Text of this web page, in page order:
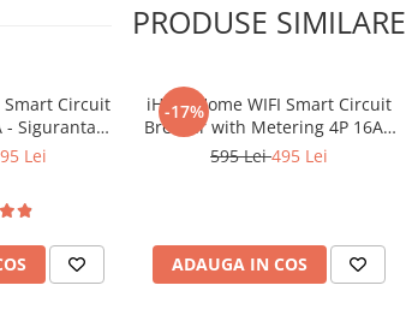
PRODUSE SIMILARE
Smart Circuit
- Siguranta
Lei
-17%
iHunt Home WIFI Smart Circuit
Breaker with Metering 4P 16A -
Siguranta automata inteligenta
595 Lei495 Lei
ADAUGA IN COS